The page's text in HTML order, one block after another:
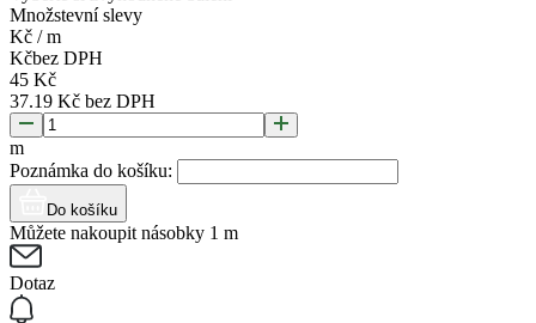
Množstevní slevy
Kč /m
Kčbez DPH
45 Kč
37.19 Kč bez DPH
m
Poznámka do košíku:
Do košíku
Můžete nakoupit násobky 1 m
Dotaz